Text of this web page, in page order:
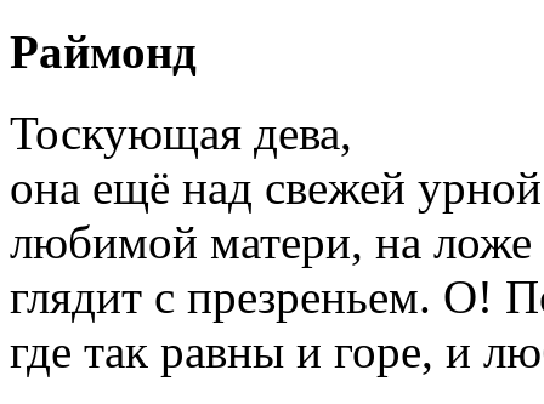
Раймонд
Тоскующая дева,
она ещё над свежей
любимой матери, на ложе
глядит с презреньем. О!
где так равны и горе, и